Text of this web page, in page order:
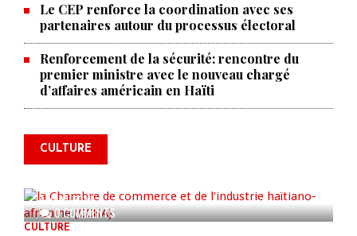
Le CEP renforce la coordination avec ses
partenaires autour du processus électoral
Renforcement de la sécurité: rencontre du
premier ministre avec le nouveau chargé
d’affaires américain en Haïti
CULTURE
0 COMMENTS
La Chambre de commerce et de
l'industrie haïtiano-africaine
commémorer le 235e
anniversaire de la cérémonie du
AUG 05, 2026
CULTURE